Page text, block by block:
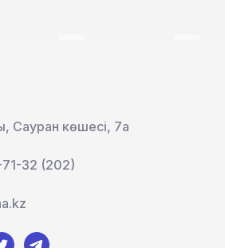
Сауран көшесі, 7а
32 (202)